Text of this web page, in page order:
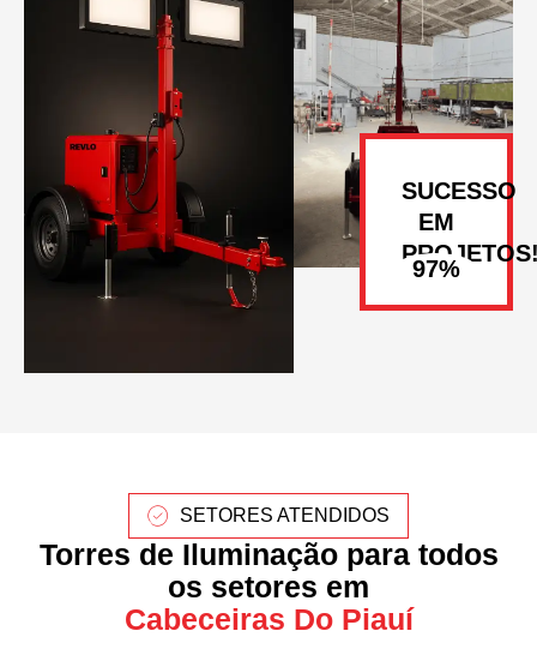
SUCESSO
EM
SETORES ATENDIDOS
Torres de Iluminação para todos
os setores em
Cabeceiras Do Piauí